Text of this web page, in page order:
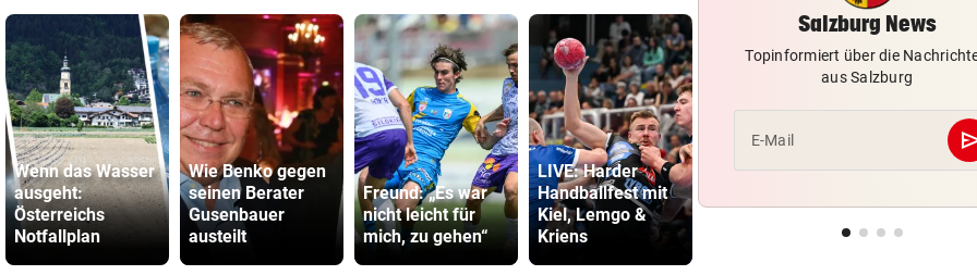
Wenn das Wasser
ausgeht:
Österreichs
Notfallplan
Wie Benko gegen
seinen Berater
Gusenbauer
austeilt
Freund: „Es war
nicht leicht für
mich, zu gehen“
LIVE: Harder
Handballfest mit
Kiel, Lemgo &
Kriens
Kurios! WM-
auf Youtube das
Kanzler
„Der Satz
falsch“
Salzburg News
Topinformiert über die
aus Salzburg
E-Mail